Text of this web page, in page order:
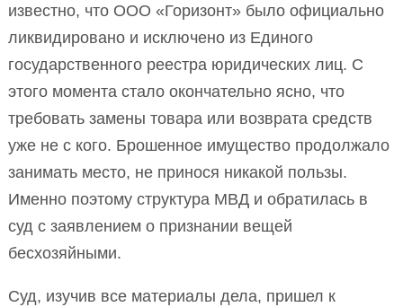
известно, что ООО «Горизонт» было официально
ликвидировано и исключено из Единого
государственного реестра юридических лиц. С
этого момента стало окончательно ясно, что
требовать замены товара или возврата средств
уже не с кого. Брошенное имущество продолжало
занимать место, не принося никакой пользы.
Именно поэтому структура МВД и обратилась в
суд с заявлением о признании вещей
бесхозяйными.
Суд, изучив все материалы дела, пришел к